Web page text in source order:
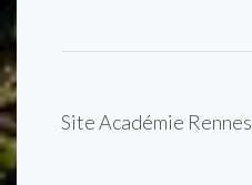
Site Académie Rennes